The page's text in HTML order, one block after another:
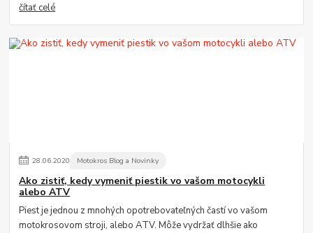
čítať celé
28.06.2020 Motokros Blog a Novinky
Ako zistiť, kedy vymeniť piestik vo vašom motocykli
alebo ATV
Piest je jednou z mnohých opotrebovateľných častí vo vašom
motokrosovom stroji, alebo ATV. Môže vydržať dlhšie ako